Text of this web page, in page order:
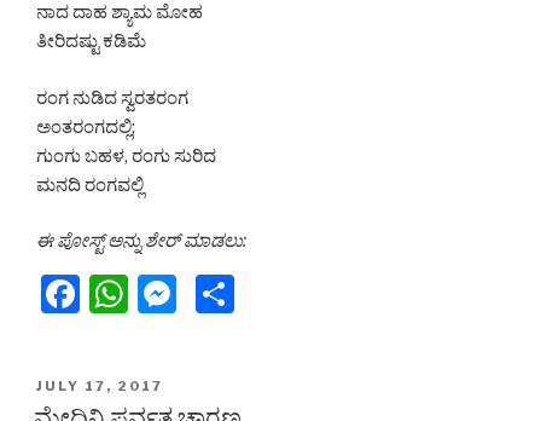
ನಾದ ದಾಹ ಶ್ಯಾಮ ಮೋಹ
ತೀರಿದಷ್ಟು ಕಡಿಮೆ
ರಂಗ ನುಡಿದ ಸ್ವರತರಂಗ
ಅಂತರಂಗದಲ್ಲಿ;
ಗುಂಗು ಬಹಳ, ರಂಗು ಸುರಿದ
ಮನದಿ ರಂಗವಲ್ಲಿ
ಈ ಪೋಸ್ಟ್ ಅನ್ನು ಶೇರ್ ಮಾಡಲು:
F
c
e
W
at
s
M
s
e
POSTED
ON
JULY 17, 2017